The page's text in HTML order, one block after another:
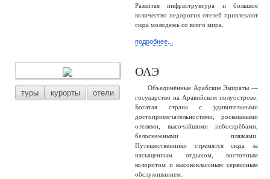
Развитая инфраструктура и большое
количество недорогих отелей привлекают
сюда молодежь со всего мира.
подробнее...
туры курорты отели
ОАЭ
Объединённые Арабские Эмираты —
государство на Аравийском полуострове.
Богатая страна с удивительными
достопримечательностями, роскошными
отелями, высочайшими небоскрёбами,
белоснежными пляжами.
Путешественники стремятся сюда за
насыщенным отдыхом, восточным
колоритом и высококлассным сервисным
обслуживанием.